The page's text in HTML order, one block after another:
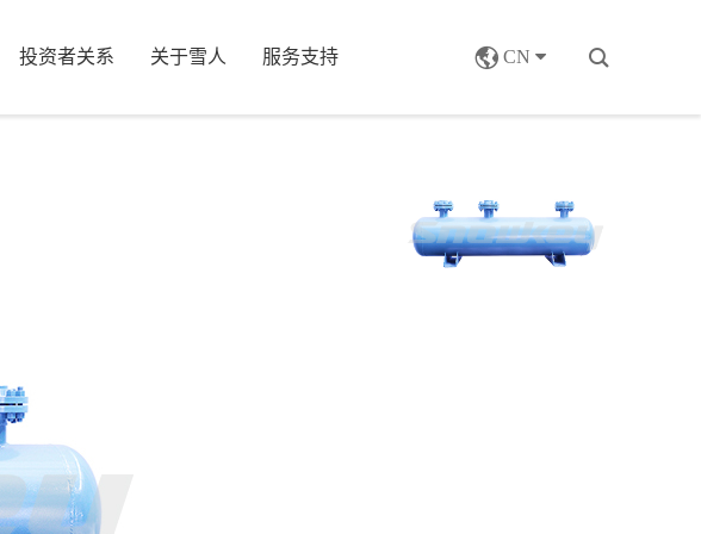
投资者关系 关于雪人 服务支持 CN